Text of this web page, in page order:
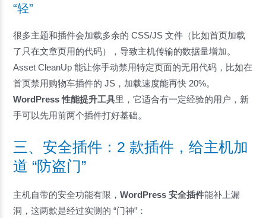
“轻”
很多主题和插件会加载多余的 CSS/JS 文件（比如首页加载
了只在文章页用的代码），导致主机传输的数据量增加。
Asset CleanUp 能让你手动禁用特定页面的无用代码，比如在
首页禁用购物车插件的 JS，加载速度能再快 20%。
WordPress 性能提升工具里，它适合有一定经验的用户，新
手可以先用前两个插件打好基础。
三、安全插件：2 款插件，给主机加
道 “防盗门”
主机自带的安全功能有限，WordPress 安全插件能补上漏
洞，这两款是经过实测的 “门神”：